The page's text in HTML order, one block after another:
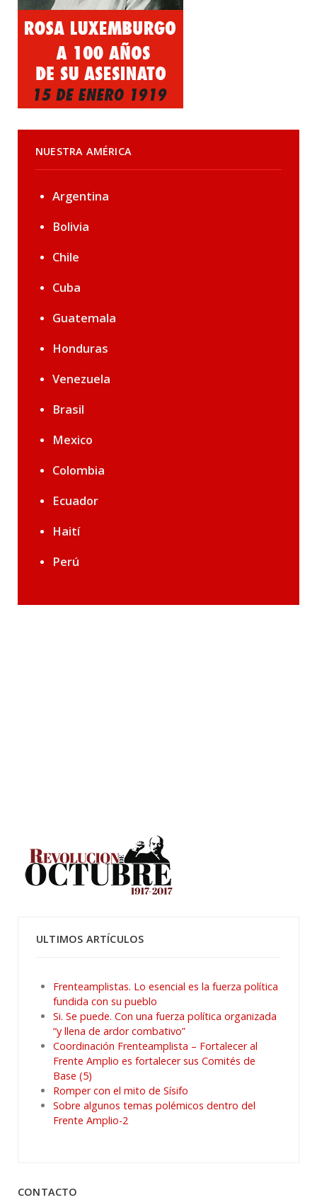
NUESTRA AMÉRICA
Argentina
Bolivia
Chile
Cuba
Guatemala
Honduras
Venezuela
Brasil
Mexico
Colombia
Ecuador
Haití
Perú
ULTIMOS ARTÍCULOS
Frenteamplistas. Lo esencial es la fuerza política
fundida con su pueblo
Si. Se puede. Con una fuerza política organizada
“y llena de ardor combativo”
Coordinación Frenteamplista – Fortalecer al
Frente Amplio es fortalecer sus Comités de
Base (5)
Romper con el mito de Sísifo
Sobre algunos temas polémicos dentro del
Frente Amplio-2
CONTACTO